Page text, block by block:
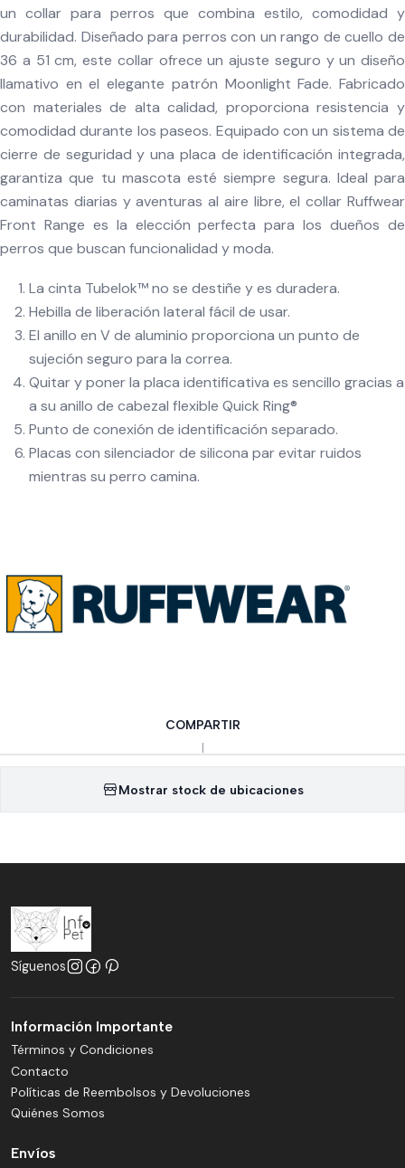
un collar para perros que combina estilo, comodidad y
durabilidad. Diseñado para perros con un rango de cuello de
36 a 51 cm, este collar ofrece un ajuste seguro y un diseño
llamativo en el elegante patrón Moonlight Fade. Fabricado
con materiales de alta calidad, proporciona resistencia y
comodidad durante los paseos. Equipado con un sistema de
cierre de seguridad y una placa de identificación integrada,
garantiza que tu mascota esté siempre segura. Ideal para
caminatas diarias y aventuras al aire libre, el collar Ruffwear
Front Range es la elección perfecta para los dueños de
perros que buscan funcionalidad y moda.
La cinta Tubelok™️ no se destiñe y es duradera.
Hebilla de liberación lateral fácil de usar.
El anillo en V de aluminio proporciona un punto de
sujeción seguro para la correa.
Quitar y poner la placa identificativa es sencillo gracias a
a su anillo de cabezal flexible Quick Ring®
Punto de conexión de identificación separado.
Placas con silenciador de silicona par evitar ruidos
mientras su perro camina.
COMPARTIR
|
Mostrar stock de ubicaciones
Síguenos
Información Importante
Términos y Condiciones
Contacto
Políticas de Reembolsos y Devoluciones
Quiénes Somos
Envíos